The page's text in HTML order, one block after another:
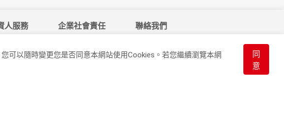
人服務 企業社會責任 聯絡我們
您可以隨時變更您是否同意本網站使用Cookies。若您繼續瀏覽本網
同
意